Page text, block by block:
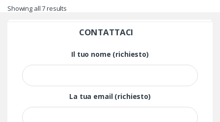
Showing all 7 results
CONTATTACI
Il tuo nome (richiesto)
La tua email (richiesto)